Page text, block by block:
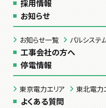
採用情報
お知らせ
お知らせ一覧 パルシステ
工事会社の方へ
停電情報
東京電力エリア 東北電力
よくある質問